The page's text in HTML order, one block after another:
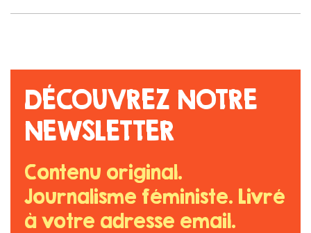
DÉCOUVREZ NOTRE
NEWSLETTER
Contenu original.
Journalisme féministe. Livré
à votre adresse email.